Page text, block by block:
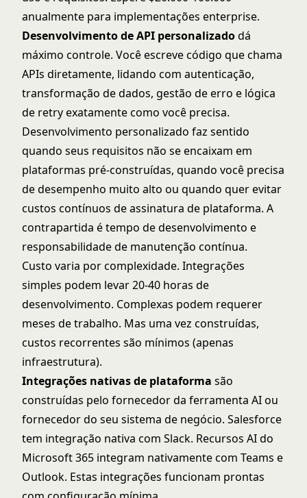
anualmente para implementações enterprise.
Desenvolvimento de API personalizadodá
máximo controle. Você escreve código que chama
APIs diretamente, lidando com autenticação,
transformação de dados, gestão de erro e lógica
de retry exatamente como você precisa.
Desenvolvimento personalizado faz sentido
quando seus requisitos não se encaixam em
plataformas pré-construídas, quando você precisa
de desempenho muito alto ou quando quer evitar
custos contínuos de assinatura de plataforma. A
contrapartida é tempo de desenvolvimento e
responsabilidade de manutenção contínua.
Custo varia por complexidade. Integrações
simples podem levar 20-40 horas de
desenvolvimento. Complexas podem requerer
meses de trabalho. Mas uma vez construídas,
custos recorrentes são mínimos (apenas
infraestrutura).
Integrações nativas de plataforma são
construídas pelo fornecedor da ferramenta AI ou
fornecedor do seu sistema de negócio. Salesforce
tem integração nativa com Slack. Recursos AI do
Microsoft 365 integram nativamente com Teams e
Outlook. Estas integrações funcionam prontas